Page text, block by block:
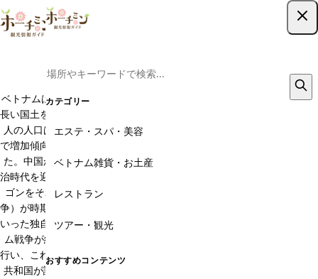
カテゴリー
エステ・スパ・美容
ベトナム雑貨・お土産
レストラン
ツアー・観光
おすすめコンテンツ
ホーチミンの基本情報
ベトナムは日本から焼く3600km離れた東南アジア諸国の一つ。南北に
長い国土をもつベトナムは、しばしば龍に例えられることも。ベトナム
人の人口は2015年現時点で9000万人弱。しかし、毎年400万人ペース
で増加傾向です。ベトナムの歴史は一言でいえば「支配」そのものでし
た。中国からは1000年に渡る支配を受け、その後はフランスによる統
治時代を迎えます。そして南北分断国家として、北にハノイ、南にサイ
ゴンをそれぞれ首都に置いていましたが、南北統一戦争（ベトナム戦
争）が時期にはじまります。また、ベトナムにはフエやチャンパ王国と
いった独自の政権を築いた国家もありました。1975年4月30日、ベトナ
ム戦争が終戦し、同年9月2日に独立宣言（インデペンデンスデイ）を
行い、これをもってして、北部ハノイに首都を置く、ベトナム社会主義
共和国が誕生しました。そして、1986年、共産党による「ドイモイ政